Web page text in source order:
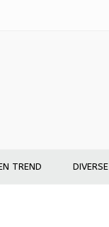
TREND DIVERSE